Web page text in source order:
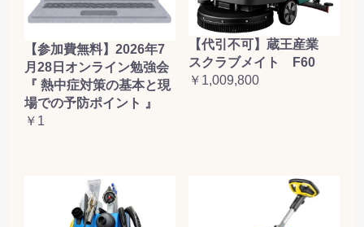
【参加費無料】2026年7
月28日オンライン勉強会
『 熱中症対策の基本と現
場での予防ポイント 』
￥1
【代引不可】蔵王産業
スクラブメイト F60
￥1,009,800